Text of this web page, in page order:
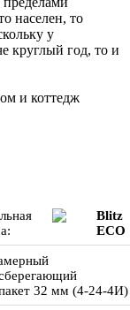
населен, то
у
круглый год, то и
и коттедж
Blitz
ECO
32 мм (4-24-4И)